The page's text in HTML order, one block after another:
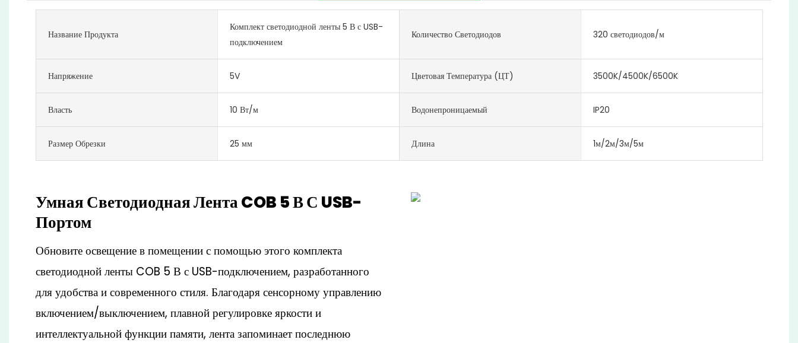
Название Продукта
Комплект светодиодной ленты 5 В с USB-
подключением
Количество Светодиодов 320 светодиодов/м
Напряжение 5V Цветовая Температура (ЦТ) 3500K/4500K/6500K
Власть 10 Вт/м Водонепроницаемый IP20
Размер Обрезки 25 мм Длина 1м/2м/3м/5м
Умная Светодиодная Лента COB 5 В С USB-
Портом
Обновите освещение в помещении с помощью этого комплекта
светодиодной ленты COB 5 В с USB-подключением, разработанного
для удобства и современного стиля. Благодаря сенсорному управлению
включением/выключением, плавной регулировке яркости и
интеллектуальной функции памяти, лента запоминает последнюю